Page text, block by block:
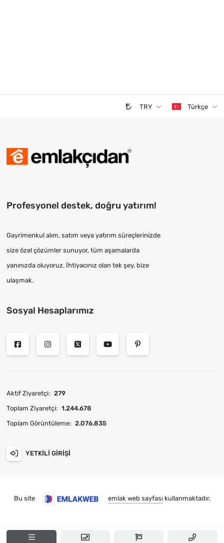
TRY Türkçe
Profesyonel destek, doğru yatırım!
Gayrimenkul alım, satım veya yatırım süreçlerinizde
size özel çözümler sunuyor, tüm aşamalarda
yanınızda oluyoruz. İhtiyacınız olan tek şey, bize
ulaşmak.
Sosyal Hesaplarımız
Aktif Ziyaretçi: 279
Toplam Ziyaretçi: 1.244.678
Toplam Görüntüleme: 2.076.835
YETKILI GIRIŞI
Bu site emlak web sayfasıkullanmaktadır.